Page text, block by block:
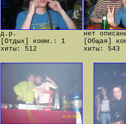
д.р.
[Отдых] комм.: 1
хиты: 512
нет
[Общая]
хиты: 543